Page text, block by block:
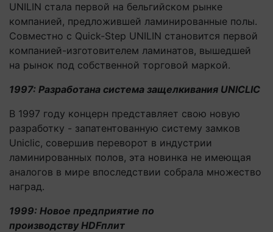
UNILIN стала первой на бельгийском рынке
компанией, предложившей ламинированные полы.
Совместно с Quick-Step UNILIN становится первой
компанией-изготовителем ламинатов, вышедшей
на рынок под собственной торговой маркой.
1997: Разработана система защелкивания UNICLIC
В 1997 году концерн представляет свою новую
разработку - запатентованную систему замков
Uniclic, совершив переворот в индустрии
ламинированных полов, эта новинка не имеющая
аналогов в мире впоследствии собрала множество
наград.
1999: Новое предприятие по
производствуHDFплит